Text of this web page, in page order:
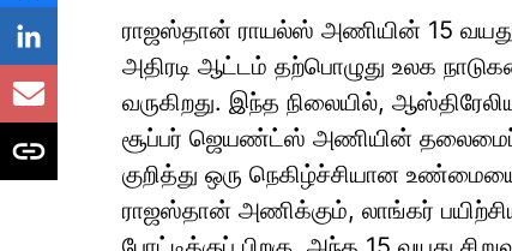
ராஜஸ்தான் ராயல்ஸ் அணியின் 15
அதிரடி ஆட்டம் தற்பொழுது உலக
வருகிறது. இந்த நிலையில்,
சூப்பர் ஜெயண்ட்ஸ் அணியின் தலைமைப்
குறித்து ஒரு நெகிழ்ச்சியான
ராஜஸ்தான் அணிக்கும், லாங்கர்